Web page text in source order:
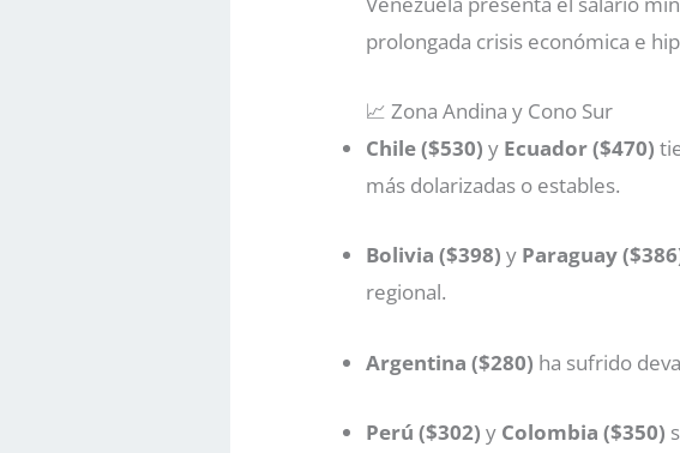
prolongada crisis económica e
📈 Zona Andina y Cono Sur
Chile ($530) y Ecuador ($470)
más dolarizadas o estables.
Bolivia ($398) y Paraguay
regional.
Argentina ($280) ha sufrido
Perú ($302) y Colombia ($350)